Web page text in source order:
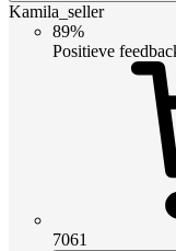
Kamila_seller
89%
Positieve
7061